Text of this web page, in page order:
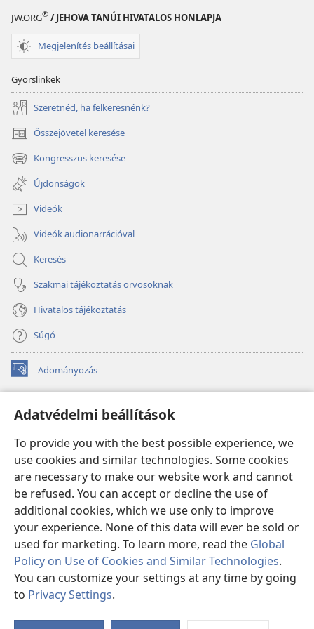
Adatvédelmi beállítások
To provide you with the best possible experience, we
use cookies and similar technologies. Some cookies
are necessary to make our website work and cannot
be refused. You can accept or decline the use of
additional cookies, which we use only to improve
your experience. None of this data will ever be sold or
used for marketing. To learn more, read the Global
Policy on Use of Cookies and Similar Technologies.
You can customize your settings at any time by going
to Privacy Settings.
JW.ORG® / JEHOVA TANÚI HIVATALOS HONLAPJA
Megjelenítés beállításai
Gyorslinkek
Szeretnéd, ha felkeresnénk?
Összejövetel keresése
(opens
new
window)
Kongresszus keresése
(opens
new
window)
Újdonságok
Videók
Videók audionarrációval
Keresés
Szakmai tájékoztatás orvosoknak
Hivatalos tájékoztatás
Súgó
Adományozás
(opens
new
Őrtorony ONLINE KÖNYVTÁR
(opens
window)JW Hub
(opens
new
window)JW Library
Watchtower Library
Copyright© 2026 Watch Tower Bible and Tract Society of Pennsylvania.
FELHASZNÁLÁSI FELTÉTELEK
ADATVÉDELMI BEÁLLÍTÁSOK